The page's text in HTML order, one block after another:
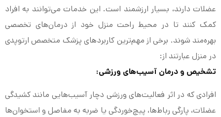
عضلات دارند، بسیار ارزشمند است. این خدمات می‌توانند به افراد
کمک کنند تا در محیط راحت منزل خود از درمان‌های تخصصی
بهره‌مند شوند. برخی از مهم‌ترین کاربردهای پزشک متخصص ارتوپدی
در منزل عبارتند از:
تشخیص و درمان آسیب‌های ورزشی:
افرادی که در اثر فعالیت‌های ورزشی دچار آسیب‌هایی مانند کشیدگی
عضلات، پارگی رباط‌ها، پیچ‌خوردگی یا ضربه به مفاصل و استخوان‌ها